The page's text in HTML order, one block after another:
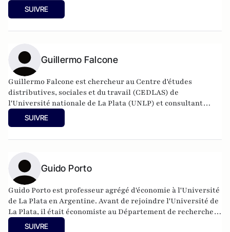
corps professoral de l'Université Koç à Istanbul, en Turquie.
Ses recherches les plus récentes portent sur le commerce
de premier plan telles que Journal of International
Economics, Economic Journal et American Economic Review.
SUIVRE
Guillermo Falcone
Guillermo Falcone est chercheur au Centre d'études
distributives, sociales et du travail (CEDLAS) de
l'Université nationale de La Plata (UNLP) et consultant
externe pour la Banque mondiale. Il est également
professeur associé de microéconomie à l'UNLP. Ses projets
SUIVRE
Guido Porto
Guido Porto est professeur agrégé d'économie à l'Université
de La Plata en Argentine. Avant de rejoindre l'Université de
La Plata, il était économiste au Département de recherche
de la Banque mondiale. Ses recherches portent sur
SUIVRE